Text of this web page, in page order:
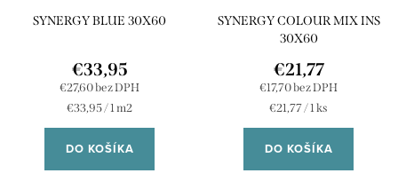
SYNERGY BLUE 30X60
€27,60 bez DPH
€33,95
Jednotková
€33,95 / 1 m2
DO KOŠÍKA
SYNERGY COLOUR MIX INS
30X60
€17,70 bez DPH
€21,77
Jednotková
€21,77 / 1 ks
DO KOŠÍKA